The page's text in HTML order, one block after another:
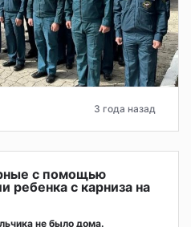
3 года назад
с помощью
ребенка с карниза на
не было дома.